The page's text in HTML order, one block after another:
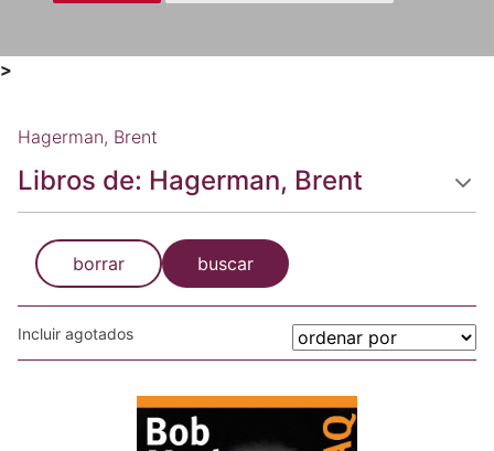
>
Hagerman, Brent
Libros de: Hagerman, Brent
borrar buscar
Incluir agotados